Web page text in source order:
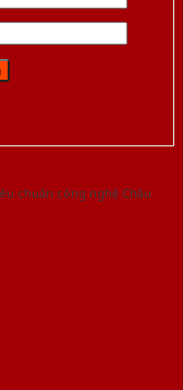
chuẩn công nghệ Châu
tại Việt Nam!